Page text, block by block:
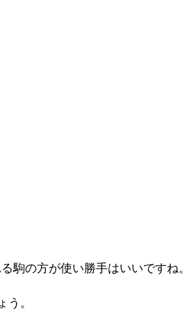
駒の方が使い勝手はいいですね
。